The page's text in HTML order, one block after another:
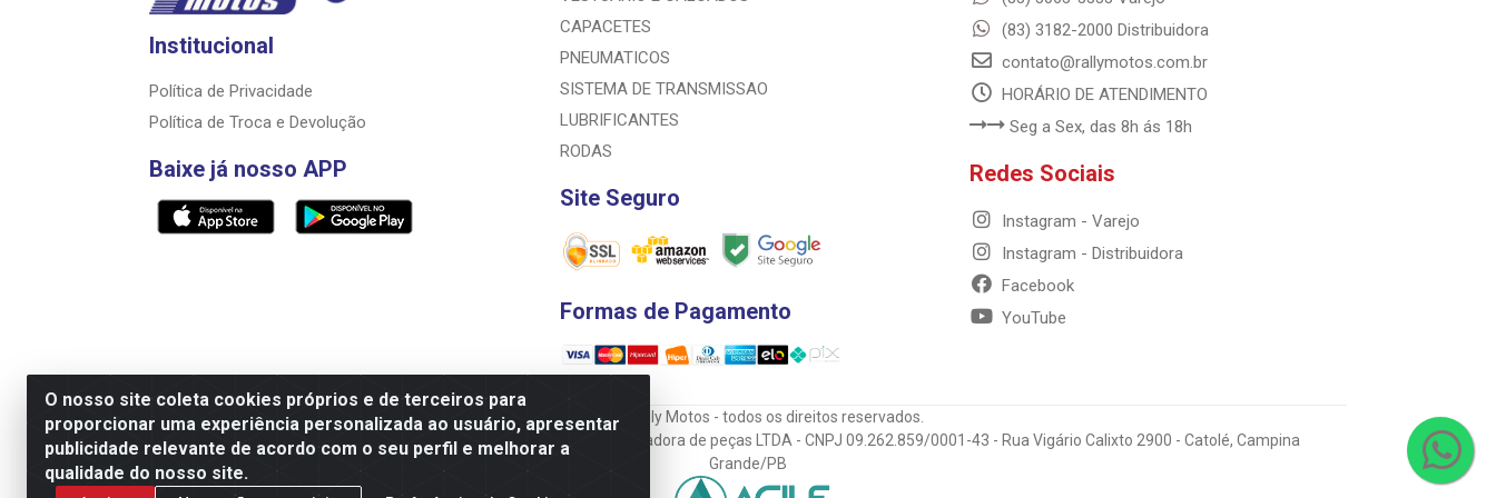
O nosso site coleta cookies próprios e de terceiros para
proporcionar uma experiência personalizada ao usuário, apresentar
publicidade relevante de acordo com o seu perfil e melhorar a
qualidade do nosso site.
Institucional
Política de Privacidade
Política de Troca e Devolução
Baixe já nosso APP
CAPACETES
PNEUMATICOS
SISTEMA DE TRANSMISSAO
LUBRIFICANTES
RODAS
Site Seguro
Formas de Pagamento
(83) 3182-2000 Distribuidora
contato@rallymotos.com.br
HORÁRIO DE ATENDIMENTO
Seg a Sex, das 8h ás 18h
Redes Sociais
Instagram - Varejo
Instagram - Distribuidora
Facebook
YouTube
© 2023 Rally Motos - todos os direitos reservados.
Razão Social: Rally motos distribuidora, importadora e transportadora de peças LTDA - CNPJ 09.262.859/0001-43 - Rua Vigário Calixto 2900 - Catolé, Campina
Grande/PB